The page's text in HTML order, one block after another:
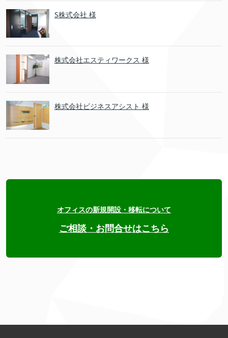
S株式会社 様
株式会社エスティワークス 様
株式会社ビジネスアシスト 様
オフィスの新規開設・移転について
ご相談・お問合せはこちら